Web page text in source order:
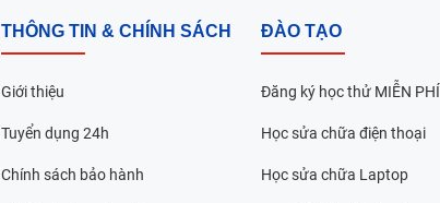
THÔNG TIN & CHÍNH SÁCH
Giới thiệu
Tuyển dụng 24h
Chính sách bảo hành
ĐÀO TẠO
Đăng ký học thử MIỄN PHÍ
Học sửa chữa điện thoại
Học sửa chữa Laptop